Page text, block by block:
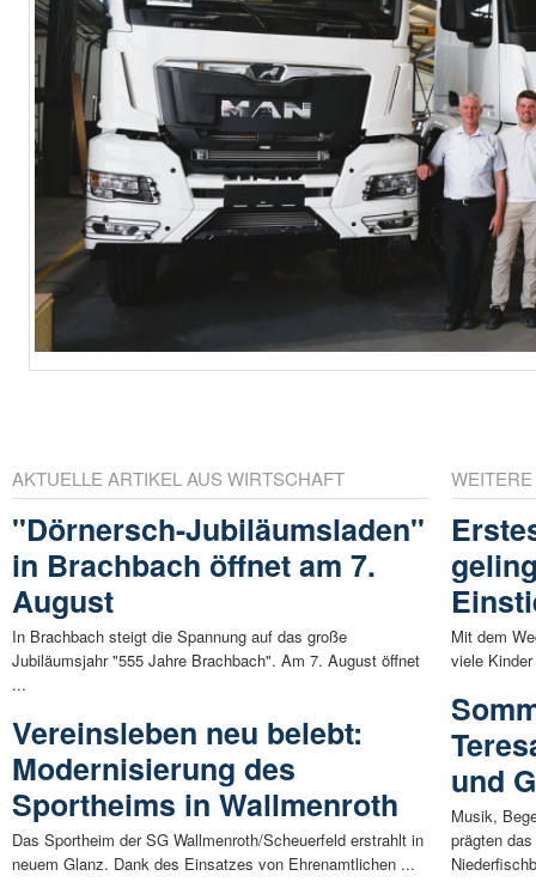
AKTUELLE ARTIKEL AUS WIRTSCHAFT
"Dörnersch-Jubiläumsladen"
in Brachbach öffnet am 7.
August
In Brachbach steigt die Spannung auf das große
Jubiläumsjahr "555 Jahre Brachbach". Am 7. August öffnet
...
Vereinsleben neu belebt:
Modernisierung des
Sportheims in Wallmenroth
Das Sportheim der SG Wallmenroth/Scheuerfeld erstrahlt in
neuem Glanz. Dank des Einsatzes von Ehrenamtlichen ...
Mit dem
viele
und
Musik,
prägten